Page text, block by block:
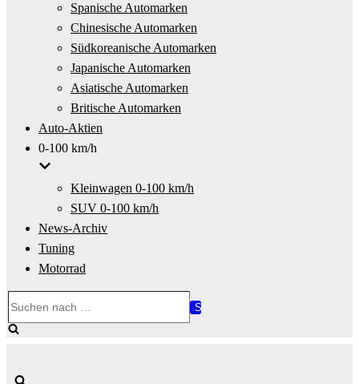
Spanische Automarken
Chinesische Automarken
Südkoreanische Automarken
Japanische Automarken
Asiatische Automarken
Britische Automarken
Auto-Aktien
0-100 km/h
Kleinwagen 0-100 km/h
SUV 0-100 km/h
News-Archiv
Tuning
Motorrad
nach …